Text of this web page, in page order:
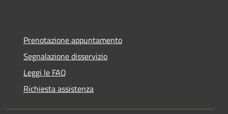
Prenotazione appuntamento
Segnalazione disservizio
Leggi le FAQ
Richiesta assistenza